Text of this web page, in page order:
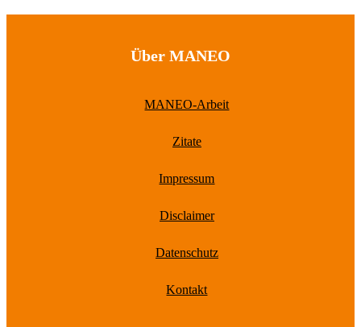
Über MANEO
MANEO-Arbeit
Zitate
Impressum
Disclaimer
Datenschutz
Kontakt